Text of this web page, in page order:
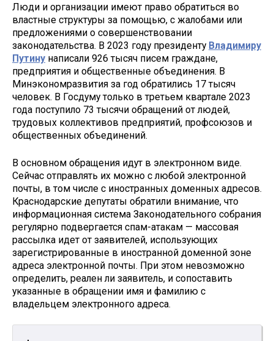
Люди и организации имеют право обратиться во
властные структуры за помощью, с жалобами или
предложениями о совершенствовании
законодательства. В 2023 году президенту Владимиру
Путину написали 926 тысяч писем граждане,
предприятия и общественные объединения. В
Минэкономразвития за год обратились 17 тысяч
человек. В Госдуму только в третьем квартале 2023
года поступило 73 тысячи обращений от людей,
трудовых коллективов предприятий, профсоюзов и
общественных объединений.
В основном обращения идут в электронном виде.
Сейчас отправлять их можно с любой электронной
почты, в том числе с иностранных доменных адресов.
Краснодарские депутаты обратили внимание, что
информационная система Законодательного собрания
регулярно подвергается спам-атакам — массовая
рассылка идет от заявителей, использующих
зарегистрированные в иностранной доменной зоне
адреса электронной почты. При этом невозможно
определить, реален ли заявитель, и сопоставить
указанные в обращении имя и фамилию с
владельцем электронного адреса.